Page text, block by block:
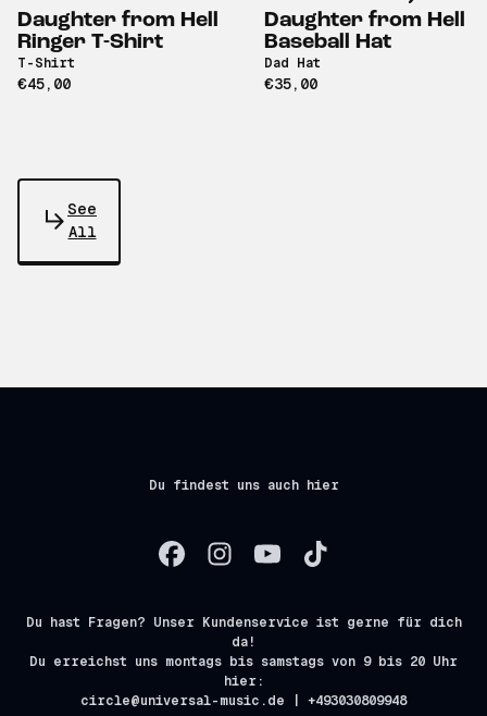
Daughter from Hell
Ringer T-Shirt
T-Shirt
€45,00
Daughter from Hell
Baseball Hat
Dad Hat
€35,00
See
All
Du findest uns auch hier
Du hast Fragen? Unser Kundenservice ist gerne für dich
da!
Du erreichst uns montags bis samstags von 9 bis 20 Uhr
hier:
circle@universal-music.de | +493030809948